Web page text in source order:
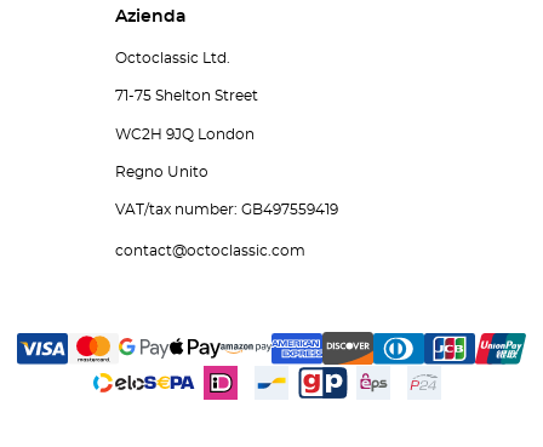
Azienda
Octoclassic Ltd.
71-75 Shelton Street
WC2H 9JQ London
Regno Unito
VAT/tax number: GB497559419
contact@octoclassic.com